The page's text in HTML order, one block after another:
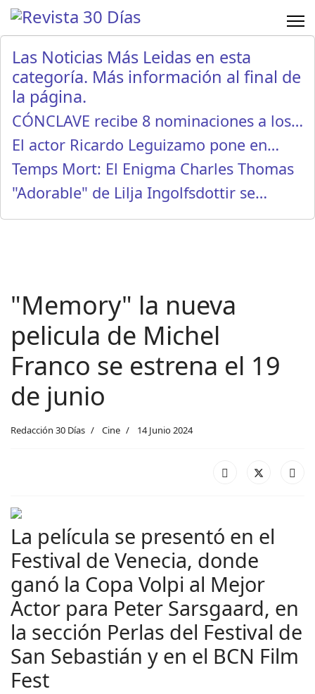
Las Noticias Más Leidas en esta
categoría. Más información al final de
la página.
CÓNCLAVE recibe 8 nominaciones a los…
El actor Ricardo Leguizamo pone en…
Temps Mort: El Enigma Charles Thomas
"Adorable" de Lilja Ingolfsdottir se…
"Memory" la nueva
pelicula de Michel
Franco se estrena el 19
de junio
Redacción 30 Días Cine 14 Junio 2024
La película se presentó en el
Festival de Venecia, donde
ganó la Copa Volpi al Mejor
Actor para Peter Sarsgaard, en
la sección Perlas del Festival de
San Sebastián y en el BCN Film
Fest